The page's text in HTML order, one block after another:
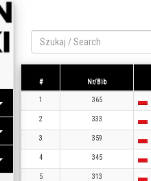
# Nr/Bib
1 365
2 333
3 359
4 345
5 313